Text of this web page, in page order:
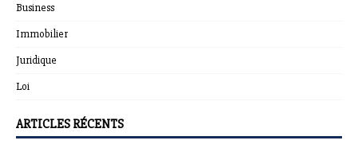
Business
Immobilier
Juridique
Loi
ARTICLES RÉCENTS